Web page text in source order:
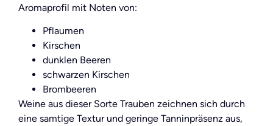
Aromaprofil mit Noten von:
Pflaumen
Kirschen
dunklen Beeren
schwarzen Kirschen
Brombeeren
Weine aus dieser Sorte Trauben zeichnen sich durch
eine samtige Textur und geringe Tanninpräsenz aus,